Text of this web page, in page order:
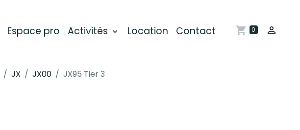
Espace pro Activités Location Contact 0
JX JX00 JX95 Tier 3